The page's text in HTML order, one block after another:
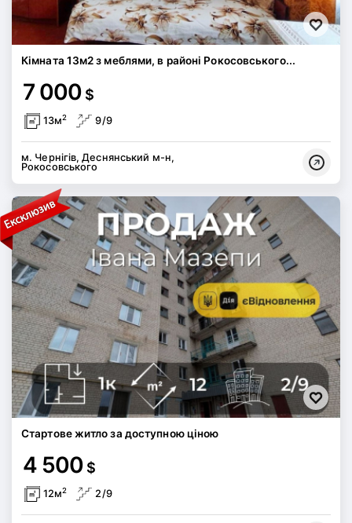
Кімната 13м2 з меблями, в районі Рокосовського...
7 000 $
13м2 9/9
м. Чернігів, Деснянський м-н,
Рокосовського
Стартове житло за доступною ціною
4 500 $
12м2 2/9